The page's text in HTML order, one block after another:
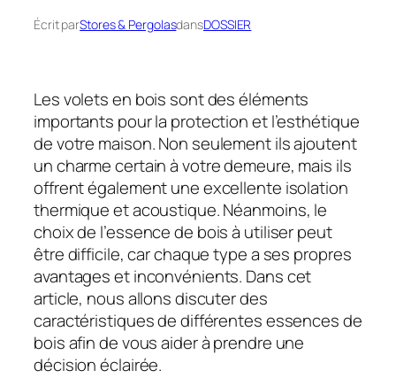
Écrit parStores & PergolasdansDOSSIER
Les volets en bois sont des éléments
importants pour la protection et l’esthétique
de votre maison. Non seulement ils ajoutent
un charme certain à votre demeure, mais ils
offrent également une excellente isolation
thermique et acoustique. Néanmoins, le
choix de l’essence de bois à utiliser peut
être difficile, car chaque type a ses propres
avantages et inconvénients. Dans cet
article, nous allons discuter des
caractéristiques de différentes essences de
bois afin de vous aider à prendre une
décision éclairée.